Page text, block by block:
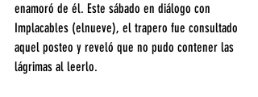
enamoró de él. Este sábado en diálogo con
Implacables (elnueve), el trapero fue consultado
aquel posteo y reveló que no pudo contener las
lágrimas al leerlo.